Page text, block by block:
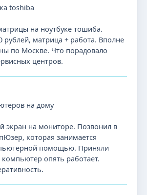
toshiba
на ноутбуке тошиба.
рублей, матрица + работа. Вполне
по Москве. Что порадовало
центров.
на дому
экран на мониторе. Позвонил в
которая занимается
помощью. Приняли
компьютер опять работает.